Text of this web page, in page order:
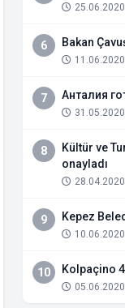
25.06.2020
6 Bakan
11.06.2020
7 Анталия
31.05.2020
8
Kültür ve
onayladı
28.04.2020
9 Kepez
10.06.2020
10 Kolpaçino
05.06.2020